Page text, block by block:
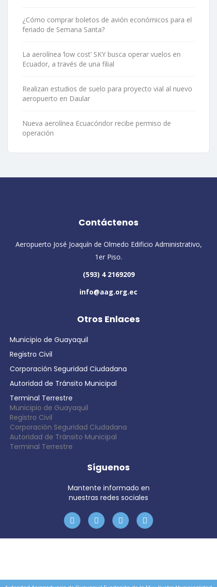
¿Cómo comprar boletos de avión económicos para el
feriado de Semana Santa?
La aerolínea ‘low cost’ SKY busca operar vuelos en
Ecuador, a través de una filial
Realizan estudios de suelo para proyecto vial al nuevo
aeropuerto en Daular
Nueva aerolínea Ecuacóndor recibe permiso de
operación
Contáctenos
Aeropuerto José Joaquín de Olmedo Edificio Administrativo,
1er Piso.
(593) 4 2169209
info@aag.org.ec
Otros Enlaces
Municipio de Guayaquil
Registro Civil
Corporación Seguridad Ciudadana
Autoridad de Tránsito Municipal
Terminal Terrestre
Municipio de Guayaquil
Registro Civil
Corporación Seguridad Ciudadana
Autoridad de Tránsito Municipal
Terminal Terrestre
Síguenos
Mantente informado en
nuestras redes sociales